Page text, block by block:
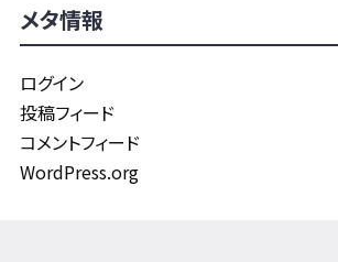
メタ情報
ログイン
投稿フィード
コメントフィード
WordPress.org